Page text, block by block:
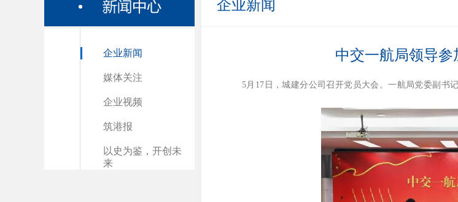
企业新闻
媒体关注
企业视频
筑港报
以史为鉴，开创未
来
企业新闻
中交一航局领导
5月17日，城建分公司召开党员大会。一航局党委副书记